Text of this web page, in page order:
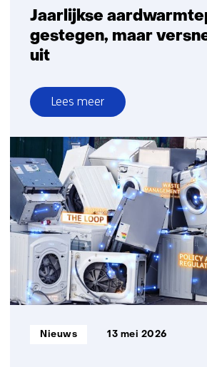
Jaarlijkse
gestegen, maar
uit
Lees meer
over
Jaarlijkse
aardwarmteproductie
gestegen,
maar
versnelling
blijft
uit
Informatietype:
Nieuws 13 mei 2026